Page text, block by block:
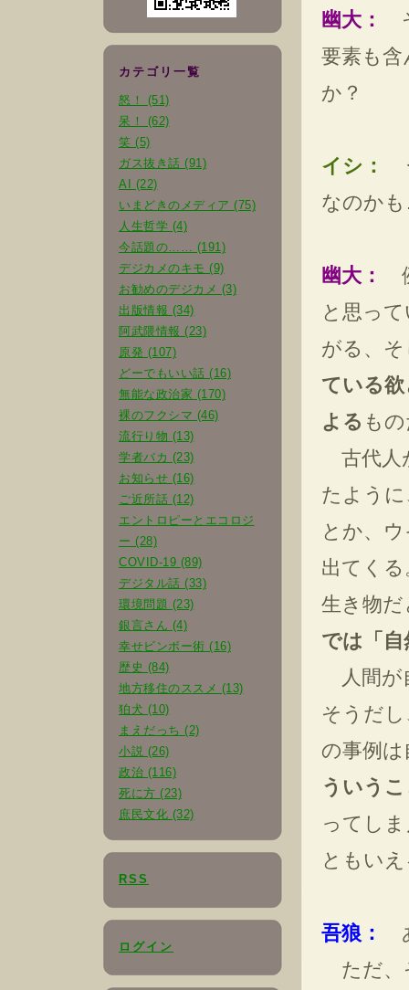
カテゴリ一覧
怒！ (51)
呆！ (62)
笑 (5)
ガス抜き話 (91)
AI (22)
いまどきのメディア (75)
人生哲学 (4)
今話題の…… (191)
デジカメのキモ (9)
お勧めのデジカメ (3)
出版情報 (34)
阿武隈情報 (23)
原発 (107)
どーでもいい話 (16)
無能な政治家 (170)
裸のフクシマ (46)
流行り物 (13)
学者バカ (23)
お知らせ (16)
ご近所話 (12)
エントロピーとエコロジ
ー (28)
COVID-19 (89)
デジタル話 (33)
環境問題 (23)
銀言さん (4)
幸せビンボー術 (16)
歴史 (84)
地方移住のススメ (13)
狛犬 (10)
まえだっち (2)
小説 (26)
政治 (116)
死に方 (23)
庶民文化 (32)
RSS
ログイン
幽大：
要素も
か？
イシ：
なのか
幽大：
と思っ
がる、
ている
よる も
古代人
たよう
とか、
出てく
生き物
では「
人間が
そうだ
の事例
ういう
ってし
ともい
吾狼：
ただ、